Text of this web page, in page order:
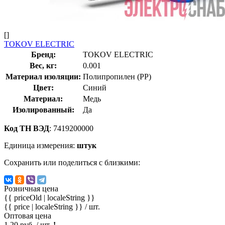
[]
TOKOV ELECTRIC
Бренд:
TOKOV ELECTRIC
Вес, кг:
0.001
Материал изоляции: Полипропилен (PP)
Цвет:
Синий
Материал:
Медь
Изолированный:
Да
Код ТН ВЭД: 7419200000
Единица измерения: штук
Сохранить или поделиться с близкими:
Розничная цена
{{ priceOld | localeString }}
{{ price | localeString }} / шт.
Оптовая цена